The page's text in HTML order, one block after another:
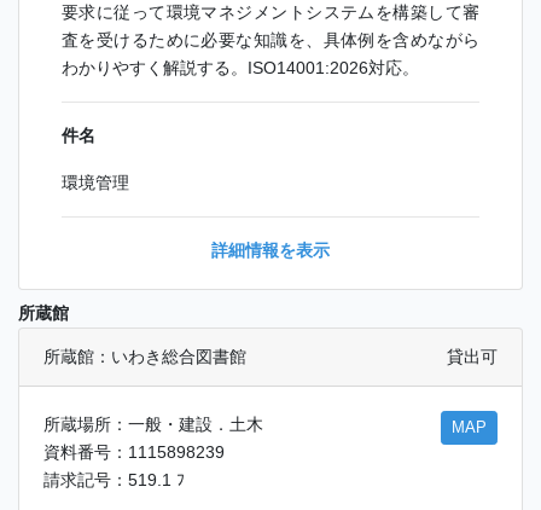
要求に従って環境マネジメントシステムを構築して審
査を受けるために必要な知識を、具体例を含めながら
わかりやすく解説する。ISO14001:2026対応。
件名
環境管理
詳細情報を表示
所蔵館
所蔵館：いわき総合図書館 貸出可
所蔵場所：一般・建設．土木
資料番号：1115898239
請求記号：519.1 ﾌ
MAP